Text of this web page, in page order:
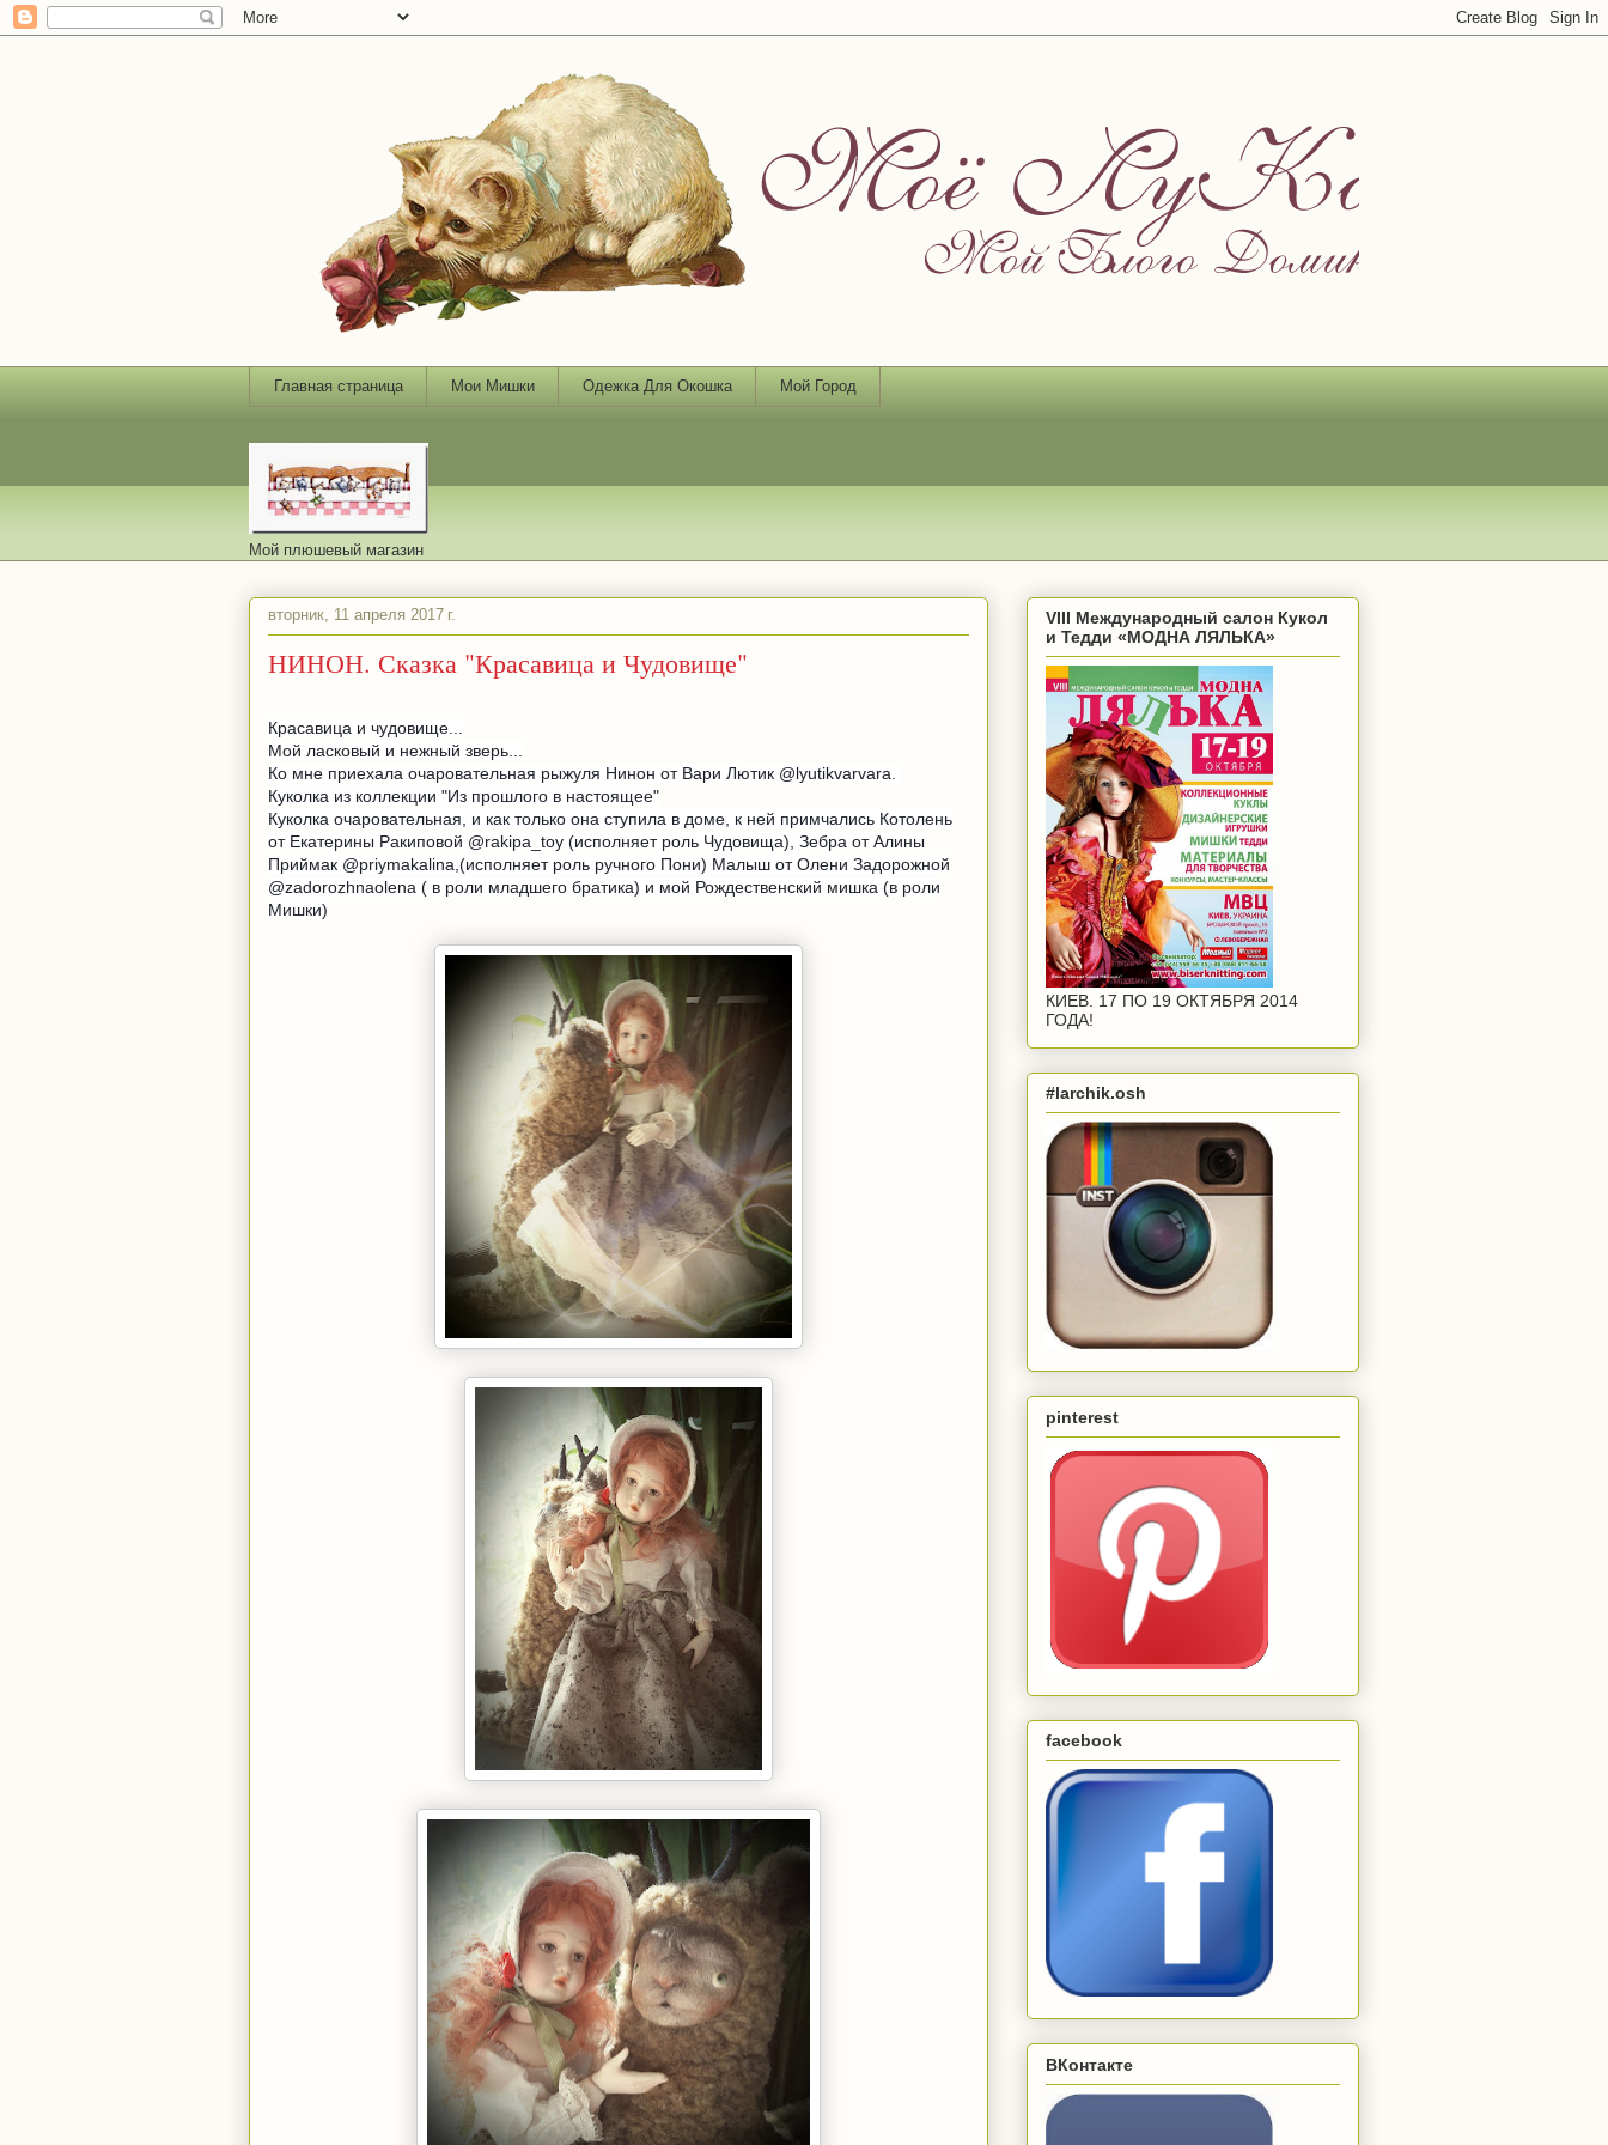
Главная страница Мои Мишки Одежка Для Окошка Мой Город
Мой плюшевый магазин
вторник, 11 апреля 2017 г.
НИНОН. Сказка "Красавица и Чудовище"
Красавица и чудовище...
Мой ласковый и нежный зверь...
Ко мне приехала очаровательная рыжуля Нинон от Вари Лютик @lyutikvarvara.
Куколка из коллекции "Из прошлого в настоящее"
Куколка очаровательная, и как только она ступила в доме, к ней примчались Котолень
от Екатерины Ракиповой @rakipa_toy (исполняет роль Чудовища), Зебра от Алины
Приймак @priymakalina,(исполняет роль ручного Пони) Малыш от Олени Задорожной
@zadorozhnaolena ( в роли младшего братика) и мой Рождественский мишка (в роли
Мишки)
VIII Международный салон Кукол
и Тедди «МОДНА ЛЯЛЬКА»
КИЕВ. 17 ПО 19 ОКТЯБРЯ 2014
ГОДА!
#larchik.osh
pinterest
facebook
ВКонтакте